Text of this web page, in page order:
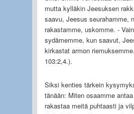
mutta kylläkin Jeesuksen
saavu, Jeesus seurahamme,
rakastamme, uskomme. -
sydämemme, kun saavut,
kirkastat armon
103:2,4.).
Siksi kenties tärkein
tänään: Miten osaamme
rakastaa meitä puhtaasti ja